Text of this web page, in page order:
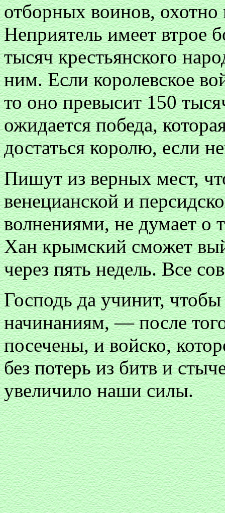
отборных воинов,
Неприятель имеет
тысяч крестьянского
ним. Если королевское
то оно превысит 150
ожидается победа,
достаться королю, если
Пишут из верных мест,
венецианской и
волнениями, не думает о
Хан крымский сможет
через пять недель. Все
Господь да учинит, чтобы
начинаниям, — после
посечены, и войско,
без потерь из битв и
увеличило наши силы.